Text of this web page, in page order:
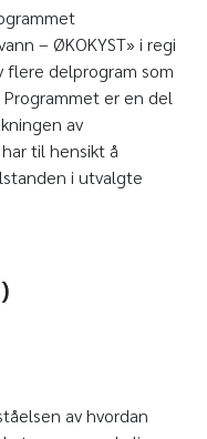
– ØKOKYST» i regi
flere delprogram som
er en del
av
til hensikt å
i utvalgte
av hvordan